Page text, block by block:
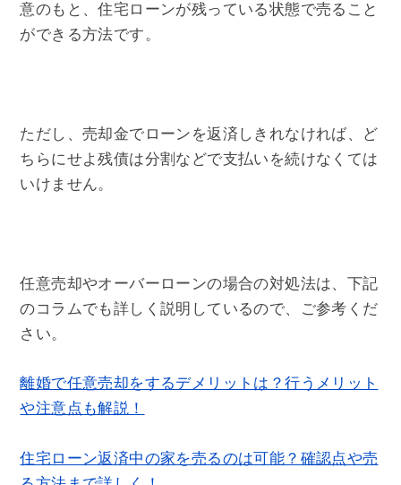
意のもと、住宅ローンが残っている状態で売ること
ができる方法です。
ただし、売却金でローンを返済しきれなければ、ど
ちらにせよ残債は分割などで支払いを続けなくては
いけません。
任意売却やオーバーローンの場合の対処法は、下記
のコラムでも詳しく説明しているので、ご参考くだ
さい。
離婚で任意売却をするデメリットは？行うメリット
や注意点も解説！
住宅ローン返済中の家を売るのは可能？確認点や売